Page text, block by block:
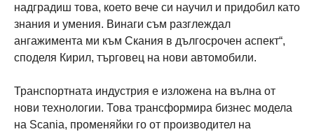
надградиш това, което вече си научил и придобил като
знания и умения. Винаги съм разглеждал
ангажимента ми към Скания в дългосрочен аспект“,
споделя Кирил, търговец на нови автомобили.
Транспортната индустрия е изложена на вълна от
нови технологии. Това трансформира бизнес модела
на Scania, променяйки го от производител на